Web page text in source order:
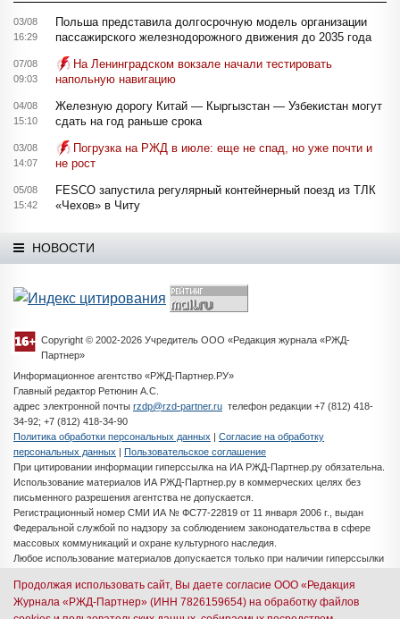
03/08
16:29
Польша представила долгосрочную модель организации
пассажирского железнодорожного движения до 2035 года
07/08
09:03
На Ленинградском вокзале начали тестировать
напольную навигацию
04/08
15:10
Железную дорогу Китай — Кыргызстан — Узбекистан могут
сдать на год раньше срока
03/08
14:07
Погрузка на РЖД в июле: еще не спад, но уже почти и
не рост
05/08
15:42
FESCO запустила регулярный контейнерный поезд из ТЛК
«Чехов» в Читу
НОВОСТИ
Copyright © 2002-2026 Учредитель ООО «Редакция журнала «РЖД-
Партнер»
Информационное агентство «РЖД-Партнер.РУ»
Главный редактор Ретюнин А.С.
адрес электронной почты rzdp@rzd-partner.ru телефон редакции +7 (812) 418-
34-92; +7 (812) 418-34-90
Политика обработки персональных данных | Согласие на обработку
персональных данных | Пользовательское соглашение
При цитировании информации гиперссылка на ИА РЖД-Партнер.ру обязательна.
Использование материалов ИА РЖД-Партнер.ру в коммерческих целях без
письменного разрешения агентства не допускается.
Регистрационный номер СМИ ИА № ФС77-22819 от 11 января 2006 г., выдан
Федеральной службой по надзору за соблюдением законодательства в сфере
массовых коммуникаций и охране культурного наследия.
Любое использование материалов допускается только при наличии гиперссылки
Разработка сайта -iMedia Solutions
Продолжая использовать сайт, Вы даете согласие ООО «Редакция
Журнала «РЖД-Партнер» (ИНН 7826159654) на обработку файлов